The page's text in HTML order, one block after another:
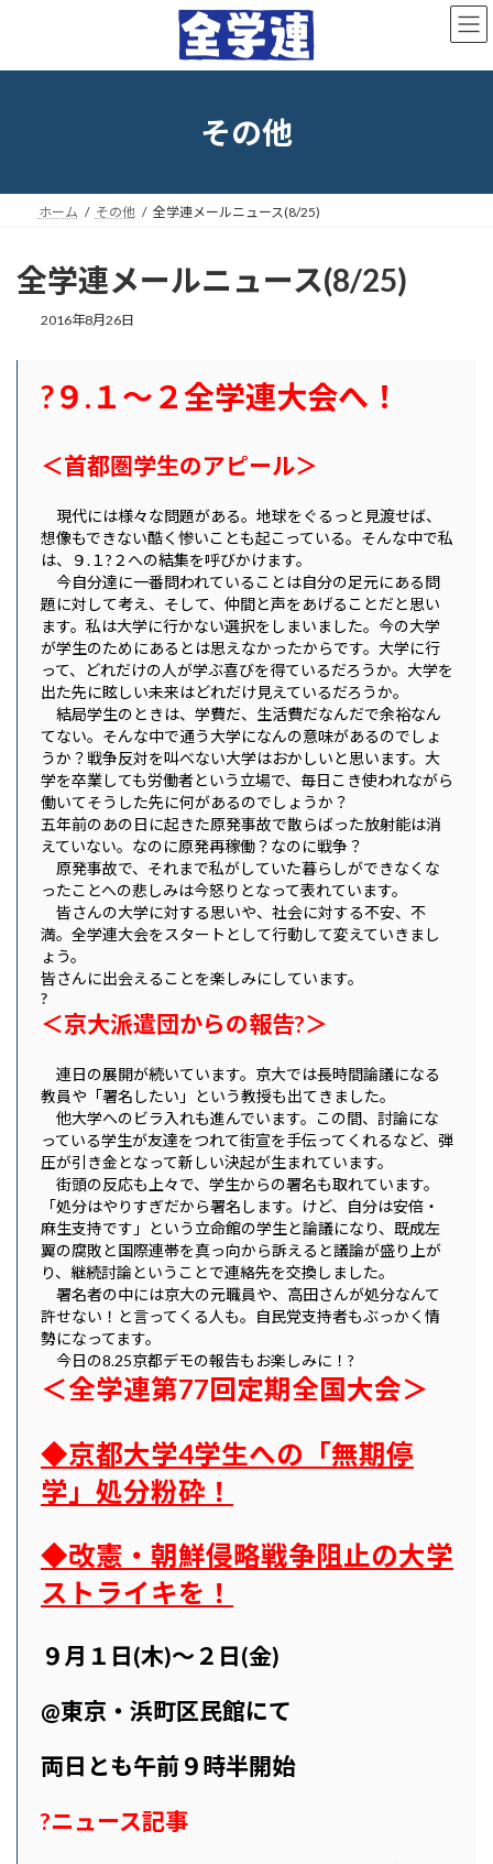
ン
ー
その他
ホーム その他 全学連メールニュース(8/25)
全学連メールニュース(8/25)
2016年8月26日
日
?９.１〜２全学連大会へ！
＜首都圏学生のアピール＞
現代には様々な問題がある。地球をぐるっと見渡せば、
想像もできない酷く惨いことも起こっている。そんな中で私
は、９.１?２への結集を呼びかけます。
今自分達に一番問われていることは自分の足元にある問
題に対して考え、そして、仲間と声をあげることだと思い
ます。私は大学に行かない選択をしまいました。今の大学
が学生のためにあるとは思えなかったからです。大学に行
って、どれだけの人が学ぶ喜びを得ているだろうか。大学を
出た先に眩しい未来はどれだけ見えているだろうか。
結局学生のときは、学費だ、生活費だなんだで余裕なん
てない。そんな中で通う大学になんの意味があるのでしょ
うか？戦争反対を叫べない大学はおかしいと思います。大
学を卒業しても労働者という立場で、毎日こき使われながら
働いてそうした先に何があるのでしょうか？
五年前のあの日に起きた原発事故で散らばった放射能は消
えていない。なのに原発再稼働？なのに戦争？
原発事故で、それまで私がしていた暮らしができなくな
ったことへの悲しみは今怒りとなって表れています。
皆さんの大学に対する思いや、社会に対する不安、不
満。全学連大会をスタートとして行動して変えていきまし
ょう。
皆さんに出会えることを楽しみにしています。
?
＜京大派遣団からの報告?＞
連日の展開が続いています。京大では長時間論議になる
教員や「署名したい」という教授も出てきました。
他大学へのビラ入れも進んでいます。この間、討論にな
っている学生が友達をつれて街宣を手伝ってくれるなど、弾
圧が引き金となって新しい決起が生まれています。
街頭の反応も上々で、学生からの署名も取れています。
「処分はやりすぎだから署名します。けど、自分は安倍・
麻生支持です」という立命館の学生と論議になり、既成左
翼の腐敗と国際連帯を真っ向から訴えると議論が盛り上が
り、継続討論ということで連絡先を交換しました。
署名者の中には京大の元職員や、高田さんが処分なんて
許せない！と言ってくる人も。自民党支持者もぶっかく情
勢になってます。
今日の8.25京都デモの報告もお楽しみに！?
＜全学連第77回定期全国大会＞
◆京都大学4学生への「無期停
学」処分粉砕！
◆改憲・朝鮮侵略戦争阻止の大学
ストライキを！
９月１日(木)〜２日(金)
@東京・浜町区民館にて
両日とも午前９時半開始
?ニュース記事